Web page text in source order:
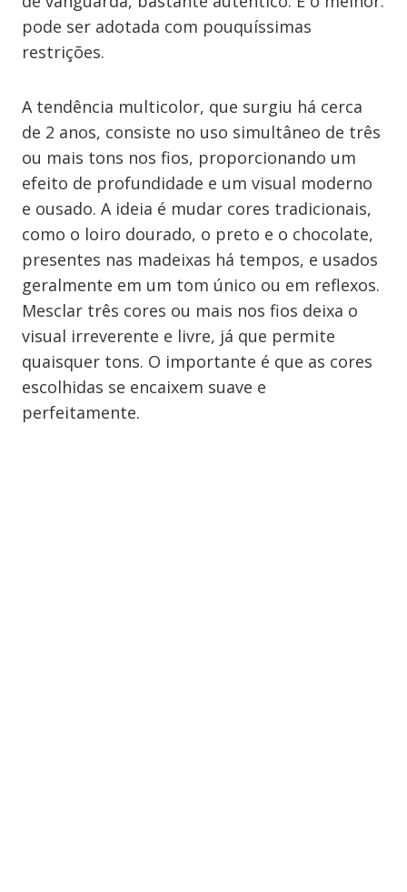
pode ser adotada com pouquíssimas
restrições.
A tendência multicolor, que surgiu há cerca
de 2 anos, consiste no uso simultâneo de três
ou mais tons nos fios, proporcionando um
efeito de profundidade e um visual moderno
e ousado. A ideia é mudar cores tradicionais,
como o loiro dourado, o preto e o chocolate,
presentes nas madeixas há tempos, e usados
geralmente em um tom único ou em reflexos.
Mesclar três cores ou mais nos fios deixa o
visual irreverente e livre, já que permite
quaisquer tons. O importante é que as cores
escolhidas se encaixem suave e
perfeitamente.